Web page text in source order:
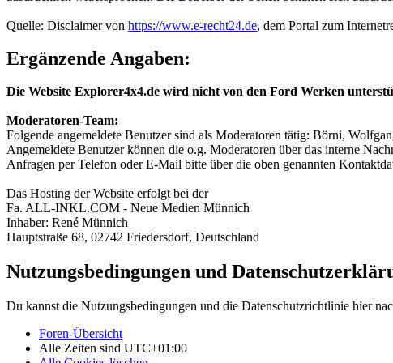
Quelle: Disclaimer von https://www.e-recht24.de, dem Portal zum
Ergänzende Angaben:
Die Website Explorer4x4.de wird nicht von den Ford Werken
Moderatoren-Team:
Folgende angemeldete Benutzer sind als Moderatoren tätig: Börni,
Angemeldete Benutzer können die o.g. Moderatoren über das interne
Anfragen per Telefon oder E-Mail bitte über die oben genannten
Das Hosting der Website erfolgt bei der
Fa. ALL-INKL.COM - Neue Medien Münnich
Inhaber: René Münnich
Hauptstraße 68, 02742 Friedersdorf, Deutschland
Nutzungsbedingungen und
Du kannst die Nutzungsbedingungen und die Datenschutzrichtlinie hier
Foren-Übersicht
Alle Zeiten sind UTC+01:00